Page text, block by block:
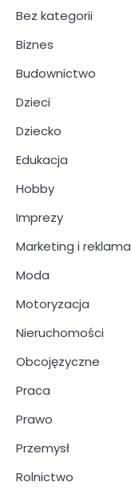
Bez kategorii
Biznes
Budownictwo
Dzieci
Dziecko
Edukacja
Hobby
Imprezy
Marketing i reklama
Moda
Motoryzacja
Nieruchomości
Obcojęzyczne
Praca
Prawo
Przemysł
Rolnictwo